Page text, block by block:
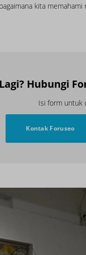
kita
Hubungi
Isi form untuk
Kontak Foruseo